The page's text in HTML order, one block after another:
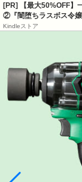
[PR] 【最大50%OFF】
②『闇堕ちラスボス令
Kindleストア